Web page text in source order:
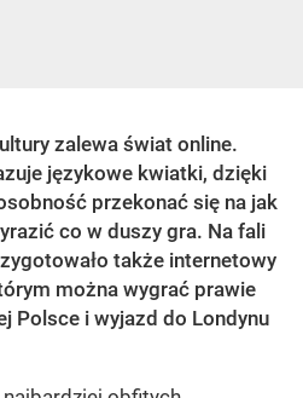
zalewa świat online.
językowe kwiatki, dzięki
przekonać się na jak
co w duszy gra. Na fali
także internetowy
można wygrać prawie
Polsce i wyjazd do Londynu